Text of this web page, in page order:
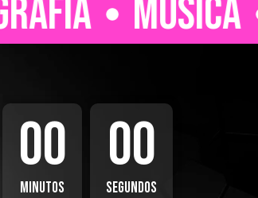
MÚSICA
00
Minutos
00
Segundos